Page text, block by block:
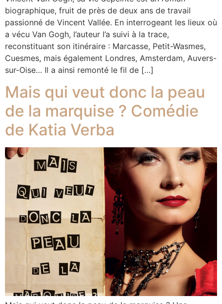
biographique, fruit de près de deux ans de travail
passionné de Vincent Vallée. En interrogeant les lieux où
a vécu Van Gogh, l’auteur l’a suivi à la trace,
reconstituant son itinéraire : Marcasse, Petit-Wasmes,
Cuesmes, mais également Londres, Amsterdam, Auvers-
sur-Oise… Il a ainsi remonté le fil de […]
Mais qui veut donc la peau
de la marquise ? Comédie
de Katia Verba